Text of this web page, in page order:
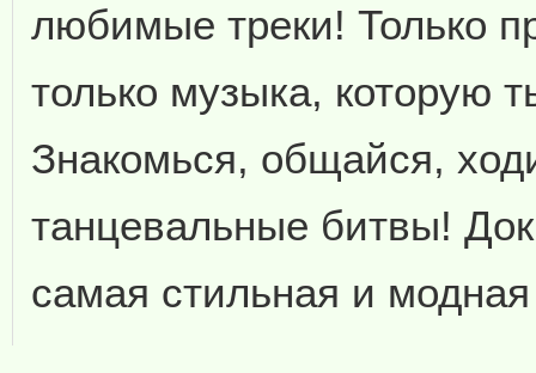
любимые треки! Только
только музыка, которую
Знакомься, общайся,
танцевальные битвы!
самая стильная и